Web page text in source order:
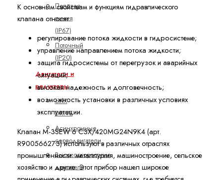
Полевая
линия
(IP67)
Поточный
(IP20)
Двигатели и
редукторы
ctrlX
DRIVE
Асинхронные
серводвигатели
Высокоскоростные
двигатели
К основным свойствам и функциям гидравлического
клапана относят:
регулирование потока жидкости в гидросистеме;
управление направлением потока жидкости;
защита гидросистемы от перегрузок и аварийных
ситуаций;
высокая надежность и долговечность;
возможность установки в различных условиях
эксплуатации.
Клапан M-3SEW 6 C3X/420MG24N9K4 (арт.
R900566273) используют в различных отраслях
промышленности: металлургия, машиностроение, сельское
хозяйство и другие. Этот прибор нашел широкое